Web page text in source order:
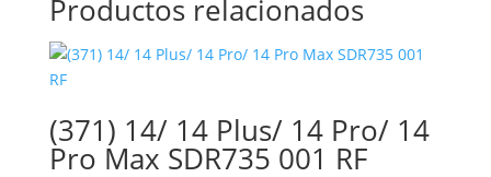
Productos relacionados
(371) 14/ 14 Plus/ 14 Pro/ 14
Pro Max SDR735 001 RF